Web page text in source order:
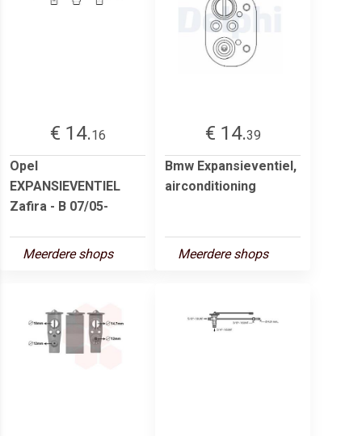
€ 14.16
Opel
EXPANSIEVENTIEL
Zafira - B 07/05-
Meerdere shops
€ 14.39
Bmw Expansieventiel,
airconditioning
Meerdere shops